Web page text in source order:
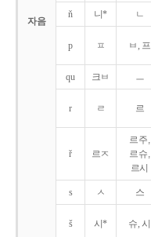
자음
ň 니* ㄴ
p ㅍ ㅂ, 프
qu 크ㅂ ㅡ
r ㄹ 르
ř 르ㅈ
르주,
르슈,
르시
s ㅅ 스
š 시* 슈, 시